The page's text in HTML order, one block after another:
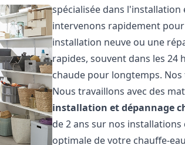
spécialisée dans l'installation
intervenons rapidement
installation neuve ou une
rapides, souvent dans les 24
chaude pour longtemps.
Nous travaillons avec des
installation et dépannage
de 2 ans sur nos
optimale de votre chauffe-